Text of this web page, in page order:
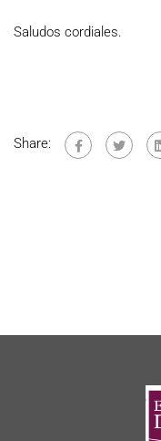
Saludos cordiales.
Share: